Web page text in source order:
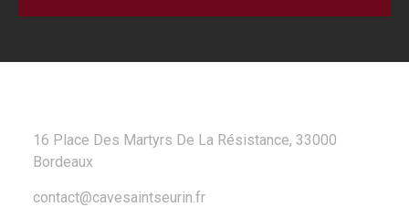
16 Place Des Martyrs De La Résistance, 33000
Bordeaux
contact@cavesaintseurin.fr